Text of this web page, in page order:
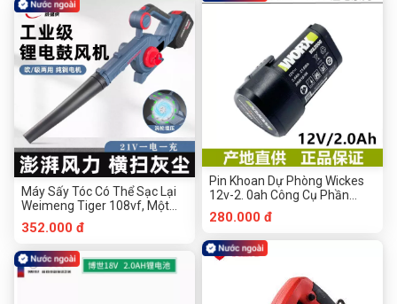
Máy Sấy Tóc Có Thể Sạc Lại
Weimeng Tiger 108vf, Một
Pin Và Một Công Cụ Phần
Cứng Chuanmu
352.000 đ
Pin Khoan Dự Phòng Wickes
12v-2. 0ah Công Cụ Phần
Cứng Chuanmu
280.000 đ